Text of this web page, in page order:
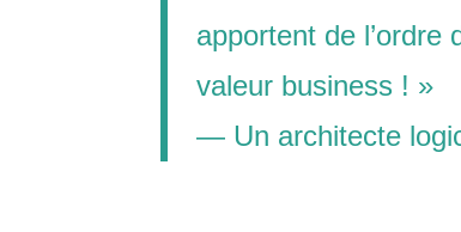
apportent de
valeur business ! »
— Un architecte